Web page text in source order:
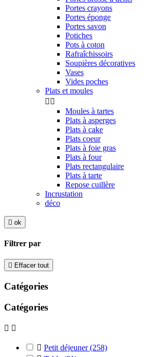
Portes crayons
Portes éponge
Portes savon
Potiches
Pots à coton
Rafraîchissoirs
Soupières décoratives
Vases
Vides poches
Plats et moules
 
Moules à tartes
Plats à asperges
Plats à cake
Plats coeur
Plats à foie gras
Plats à four
Plats rectangulaire
Plats à tarte
Repose cuillère
Incrustation
déco
 ok
Filtrer par
 Effacer tout
Catégories
Catégories
 
 Petit déjeuner(258)